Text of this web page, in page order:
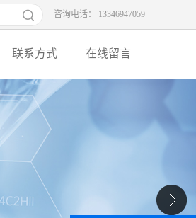
咨询电话： 13346947059
联系方式 在线留言